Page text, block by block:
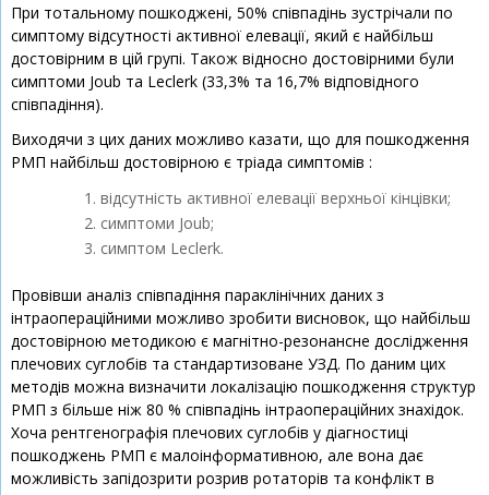
При тотальному пошкоджені, 50% співпадінь зустрічали по
симптому відсутності активної елевації, який є найбільш
достовірним в цій групі. Також відносно достовірними були
симптоми Joub та Leсlerk (33,3% та 16,7% відповідного
співпадіння).
Виходячи з цих даних можливо казати, що для пошкодження
РМП найбільш достовірною є тріада симптомів :
відсутність активної елевації верхньої кінцівки;
симптоми Joub;
симптом Leсlerk.
Провівши аналіз співпадіння параклінічних даних з
інтраопераційними можливо зробити висновок, що найбільш
достовірною методикою є магнітно-резонансне дослідження
плечових суглобів та стандартизоване УЗД. По даним цих
методів можна визначити локалізацію пошкодження структур
РМП з більше ніж 80 % співпадінь інтраопераційних знахідок.
Хоча рентгенографія плечових суглобів у діагностиці
пошкоджень РМП є малоінформативною, але вона дає
можливість запідозрити розрив ротаторів та конфлікт в